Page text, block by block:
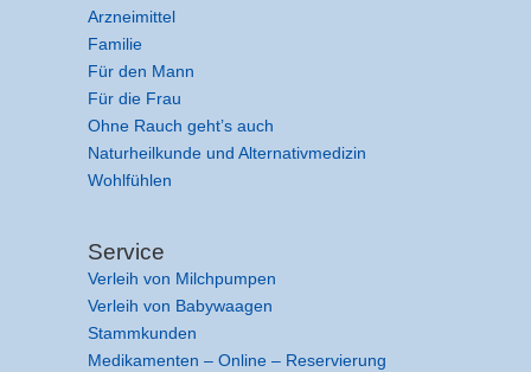
Arzneimittel
Familie
Für den Mann
Für die Frau
Ohne Rauch geht’s auch
Naturheilkunde und Alternativmedizin
Wohlfühlen
Service
Verleih von Milchpumpen
Verleih von Babywaagen
Stammkunden
Medikamenten – Online – Reservierung